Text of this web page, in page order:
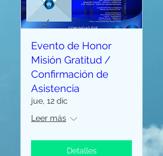
Evento de Honor
Misión Gratitud /
Confirmación de
Asistencia
jue, 12 dic
Leer más
Detalles